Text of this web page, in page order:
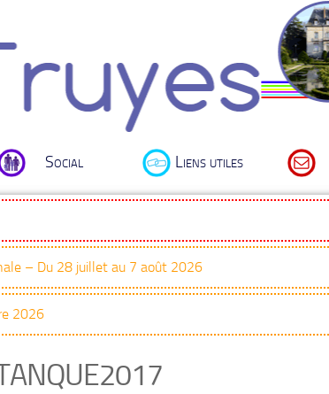
Social Liens utiles
– Du 28 juillet au 7 août 2026
2026